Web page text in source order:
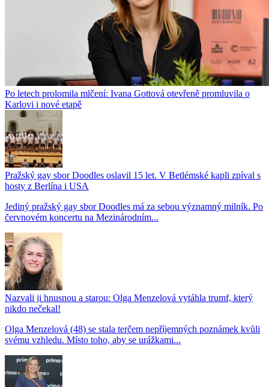
Po letech prolomila mlčení: Ivana Gottová otevřeně promluvila o
Karlovi i nové etapě
Pražský gay sbor Doodles oslavil 15 let. V Betlémské kapli zpíval s
hosty z Berlína i USA
Jediný pražský gay sbor Doodles má za sebou významný milník. Po
červnovém koncertu na Mezinárodním...
Nazvali ji hnusnou a starou: Olga Menzelová vytáhla trumf, který
nikdo nečekal!
Olga Menzelová (48) se stala terčem nepříjemných poznámek kvůli
svému vzhledu. Místo toho, aby se urážkami...